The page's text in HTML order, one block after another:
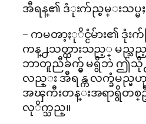
အီရန္၏ ဒံုးက်ည္စမ္းသပ္မ
– ကမၻာ့ႏုိင္ငံမ်ား၏ ဒုံးက်
ကန္႕သတ္ထားသည့္ မည္
ဘာတူညီခ်က္မွ် မရွိဘဲ ဤသို
လည္း အီရန္က လက္ခံမည္မဟု
အၾကီးတန္းအရာရွိတစ္
လုိက္သည္။